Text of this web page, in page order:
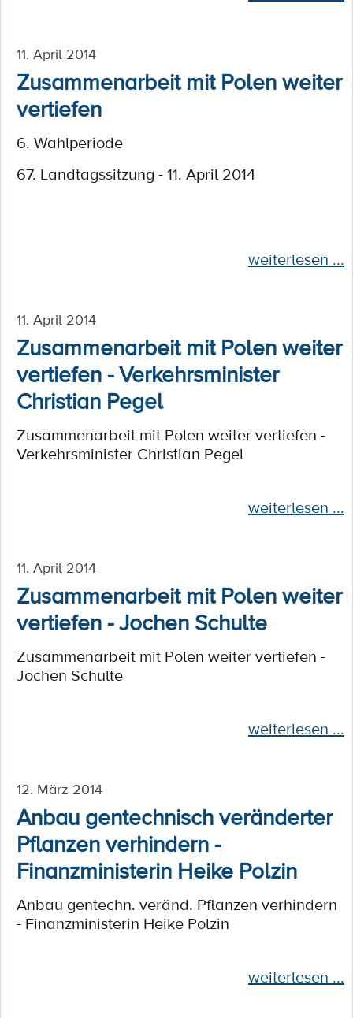
11. April 2014
Zusammenarbeit mit Polen weiter
vertiefen
6. Wahlperiode
67. Landtagssitzung - 11. April 2014
weiterlesen ...
11. April 2014
Zusammenarbeit mit Polen weiter
vertiefen - Verkehrsminister
Christian Pegel
Zusammenarbeit mit Polen weiter vertiefen -
Verkehrsminister Christian Pegel
weiterlesen ...
11. April 2014
Zusammenarbeit mit Polen weiter
vertiefen - Jochen Schulte
Zusammenarbeit mit Polen weiter vertiefen -
Jochen Schulte
weiterlesen ...
12. März 2014
Anbau gentechnisch veränderter
Pflanzen verhindern -
Finanzministerin Heike Polzin
Anbau gentechn. veränd. Pflanzen verhindern
- Finanzministerin Heike Polzin
weiterlesen ...